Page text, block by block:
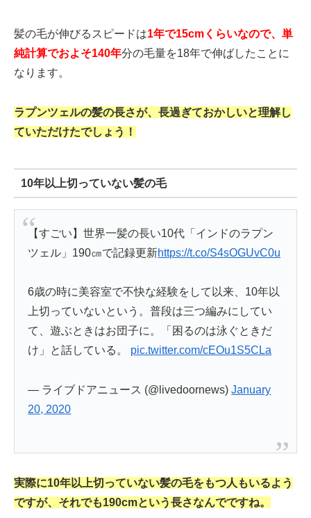
髪の毛が伸びるスピードは1年で15cmくらいなので、単
純計算でおよそ140年分の毛量を18年で伸ばしたことに
なります。
ラプンツェルの髪の長さが、長過ぎておかしいと理解し
ていただけたでしょう！
10年以上切っていない髪の毛
【すごい】世界一髪の長い10代「インドのラプン
ツェル」190㎝で記録更新https://t.co/S4sOGUvC0u
6歳の時に美容室で不快な経験をして以来、10年以
上切っていないという。普段は三つ編みにしてい
て、遊ぶときはお団子に。「困るのは泳ぐときだ
け」と話している。 pic.twitter.com/cEOu1S5CLa
— ライブドアニュース (@livedoornews)January
20, 2020
実際に10年以上切っていない髪の毛をもつ人もいるよう
ですが、それでも190cmという長さなんでですね。